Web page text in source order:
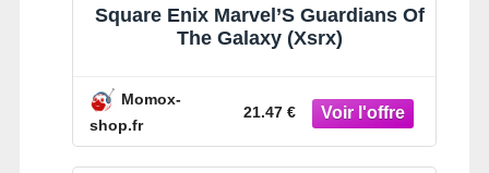
Square Enix Marvel’S Guardians Of
The Galaxy (Xsrx)
Momox-
shop.fr
21.47 €